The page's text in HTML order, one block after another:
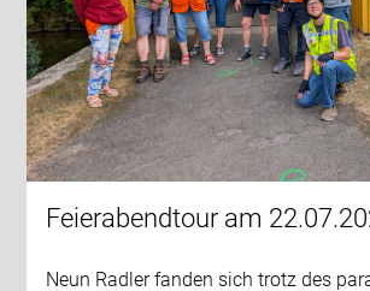
Feierabendtour am
Neun Radler fanden sich trotz des